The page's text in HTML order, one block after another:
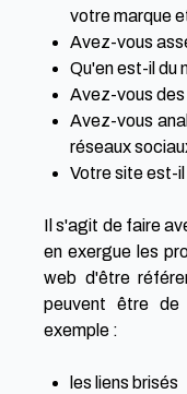
votre marque
Avez-vous
Qu'en est-il du
Avez-vous
Avez-vous
réseaux
Votre site est-
Il s'agit de faire
en exergue les
web d'être
peuvent être de
exemple :
les liens brisés